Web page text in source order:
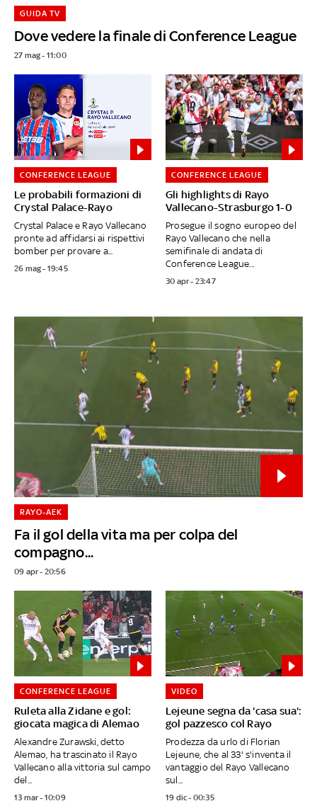
Dove vedere la finale di Conference League
GUIDA TV
27 mag - 11:00
Le probabili formazioni di
Crystal Palace-Rayo
CONFERENCE LEAGUE
Crystal Palace e Rayo Vallecano
pronte ad affidarsi ai rispettivi
bomber per provare a...
26 mag - 19:45
Gli highlights di Rayo
Vallecano-Strasburgo 1-0
CONFERENCE LEAGUE
Prosegue il sogno europeo del
Rayo Vallecano che nella
semifinale di andata di
Conference League...
30 apr - 23:47
Fa il gol della vita ma per colpa del
compagno...
RAYO-AEK
09 apr - 20:56
Ruleta alla Zidane e gol:
giocata magica di Alemao
CONFERENCE LEAGUE
Alexandre Zurawski, detto
Alemao, ha trascinato il Rayo
Vallecano alla vittoria sul campo
del...
13 mar - 10:09
Lejeune segna da 'casa sua':
gol pazzesco col Rayo
VIDEO
Prodezza da urlo di Florian
Lejeune, che al 33' s'inventa il
vantaggio del Rayo Vallecano
sul...
19 dic - 00:35